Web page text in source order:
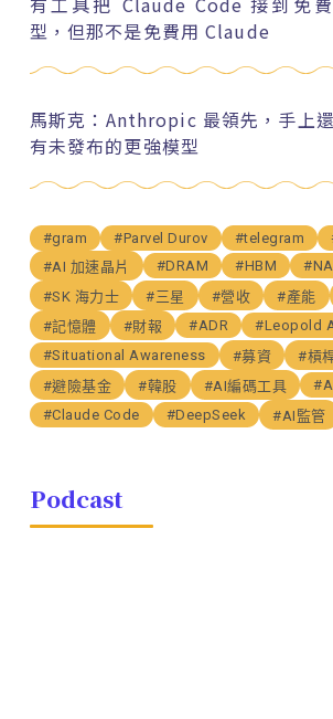
型，但那不是免費用 Claude
馬斯克：Anthropic 最領先，手上
有未發布的更強模型
#gram #Parvel Durov #telegram
#AI 加速晶片
#DRAM #HBM
#SK 海力士
#三星 #營收 #產能
#記憶體
#財報 #ADR
#Leopold
#Situational Awareness
#募資 #槓
#避險基金
#韓股 #AI編碼工具
#Claude Code
#DeepSeek #AI監管
Podcast